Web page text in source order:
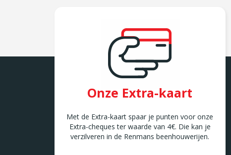
Onze Extra-kaart
Met de Extra-kaart spaar je punten voor onze
Extra-cheques ter waarde van 4€. Die kan je
verzilveren in de Renmans beenhouwerijen.